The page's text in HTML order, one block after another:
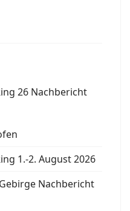
26 Nachbericht
1.-2. August 2026
Nachbericht